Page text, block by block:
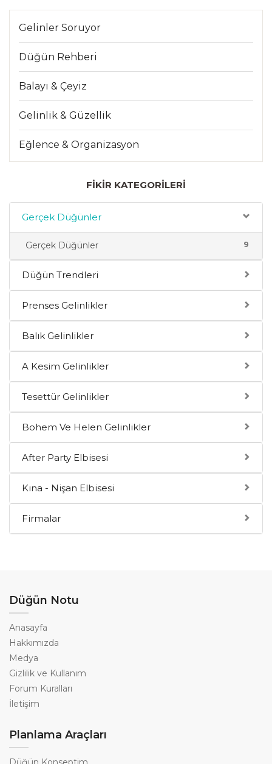
Gelinler Soruyor
Düğün Rehberi
Balayı & Çeyiz
Gelinlik & Güzellik
Eğlence & Organizasyon
FIKIR KATEGORILERI
Gerçek Düğünler
9
Gerçek Düğünler
Düğün Trendleri
Prenses Gelinlikler
Balık Gelinlikler
A Kesim Gelinlikler
Tesettür Gelinlikler
Bohem Ve Helen Gelinlikler
After Party Elbisesi
Kına - Nişan Elbisesi
Firmalar
Düğün Notu
Anasayfa
Hakkımızda
Medya
Gizlilik ve Kullanım
Forum Kuralları
İletişim
Planlama Araçları